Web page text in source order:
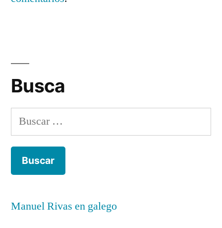
Busca
Buscar:
Manuel Rivas en galego